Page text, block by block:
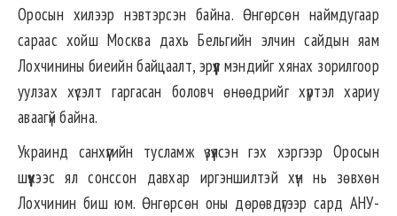
Оросын хилээр нэвтэрсэн байна. Өнгөрсөн наймдугаар
сараас хойш Москва дахь Бельгийн элчин сайдын яам
Лохчинины биеийн байцаалт, эрүүл мэндийг хянах зорилгоор
уулзах хүсэлт гаргасан боловч өнөөдрийг хүртэл хариу
аваагүй байна.
Украинд санхүүгийн тусламж үзүүлсэн гэх хэргээр Оросын
шүүхээс ял сонссон давхар иргэншилтэй хүн нь зөвхөн
Лохчинин биш юм. Өнгөрсөн оны дөрөвдүгээр сард АНУ-